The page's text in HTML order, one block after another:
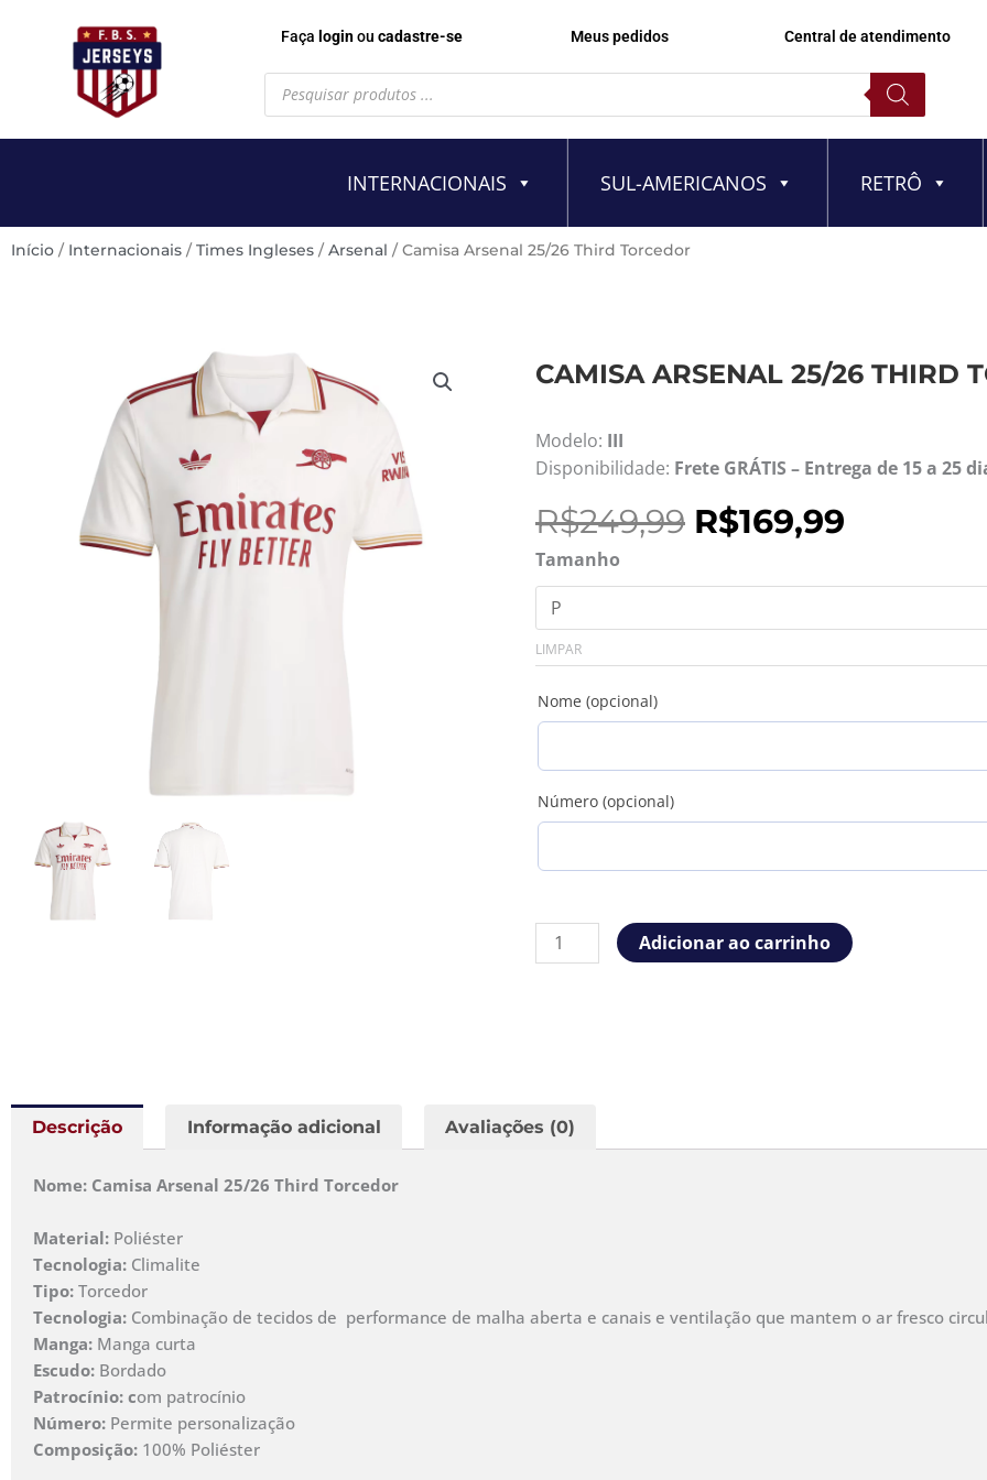
Faça loginou cadastre-se Meus pedidos Central de atendimento
Pesquisar
produtos
INTERNACIONAIS SUL-AMERICANOS RETRÔ
Início / Internacionais /Times Ingleses /Arsenal / Camisa Arsenal 25/26 Third Torcedor
CAMISA ARSENAL 25/26 THIRD
Modelo: III
Disponibilidade: Frete GRÁTIS – Entrega de 15 a 25
R$249,99 O
preço
original
R$249,99.
R$169,99
atual
Tamanho
LIMPAR
Nome (opcional)
Número (opcional)
Camisa
Arsenal
25/26
Third
Torcedor
quantidade
Adicionar ao carrinho
Descrição Informação adicional Avaliações (0)
Nome: Camisa Arsenal 25/26 Third Torcedor
Material: Poliéster
Tecnologia: Climalite
Tipo: Torcedor
Tecnologia: Combinação de tecidos de performance de malha aberta e canais e ventilação que mantem o ar fresco
Manga: Manga curta
Escudo: Bordado
Patrocínio: com patrocínio
Número: Permite personalização
Composição: 100% Poliéster